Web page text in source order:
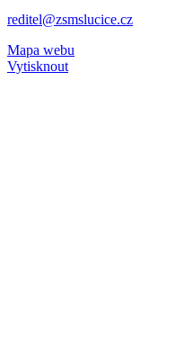
reditel@zsmslucice.cz
Mapa webu
Vytisknout